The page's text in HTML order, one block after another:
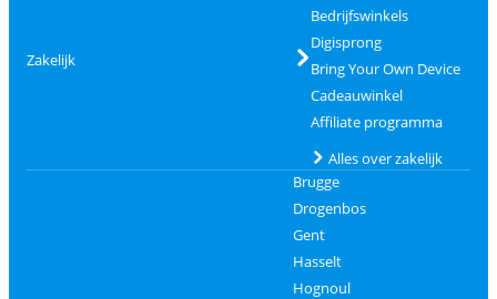
Zakelijk
Bedrijfswinkels
Digisprong
Bring Your Own Device
Cadeauwinkel
Affiliate programma
Alles over zakelijk
Brugge
Drogenbos
Gent
Hasselt
Hognoul